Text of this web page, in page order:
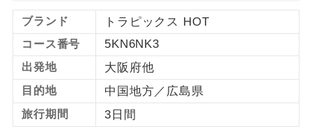
ブランド トラピックス HOT
コース番号 5KN6NK3
出発地 大阪府他
目的地 中国地方／広島県
旅行期間 3日間
年齢制限あり
ご参加にあたり年齢に制限があるコース
です。
航空会社指定
利用航空会社が指定なので、ご出発の計
画にとても便利です。
ホテル指定
ご紹介するホテルを指定したコースで
す。